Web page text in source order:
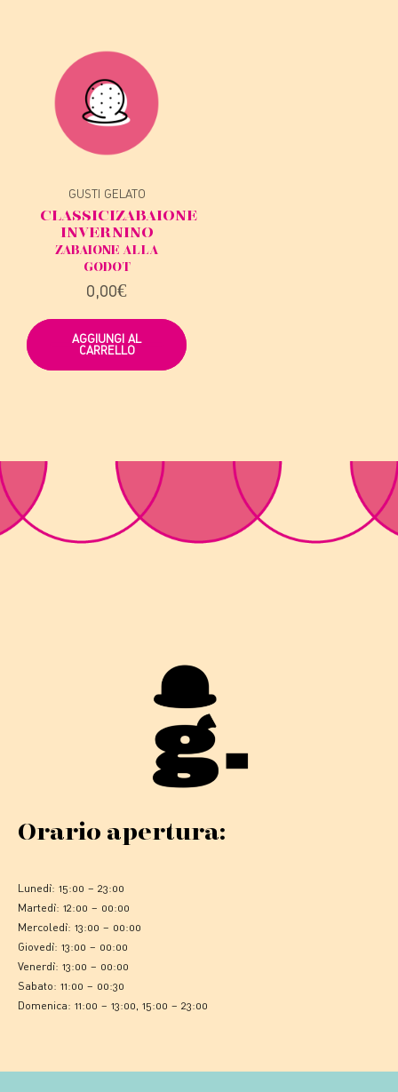
GUSTI GELATO
CLASSICIZABAIONE
INVERNINO
ZABAIONE ALLA
GODOT
0,00€
AGGIUNGI AL
CARRELLO
Orario apertura:
Lunedì: 15:00 – 23:00
Martedì: 12:00 – 00:00
Mercoledì: 13:00 – 00:00
Giovedì: 13:00 – 00:00
Venerdì: 13:00 – 00:00
Sabato: 11:00 – 00:30
Domenica: 11:00 – 13:00, 15:00 – 23:00